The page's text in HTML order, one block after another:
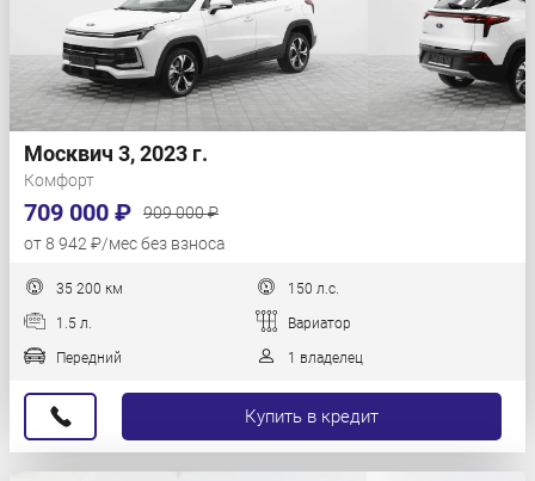
Москвич 3, 2023 г.
Комфорт
709 000 ₽
909 000 ₽
от 8 942 ₽/мес без взноса
35 200 км 150 л.с.
1.5 л. Вариатор
Передний 1 владелец
Купить в кредит